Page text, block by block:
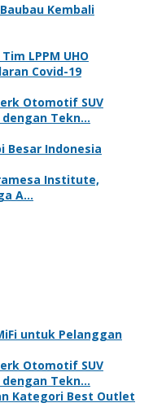
Kembali
LPPM UHO
Covid-19
Otomotif SUV
dengan Tekn…
Besar Indonesia
Institute,
A…
untuk Pelanggan
Otomotif SUV
dengan Tekn…
Kategori Best Outlet